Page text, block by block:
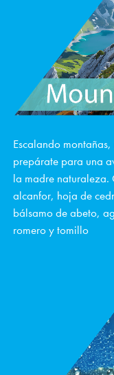
Escalando
prepárate para una
la madre naturaleza.
alcanfor, hoja de
bálsamo de abeto,
romero y tomillo